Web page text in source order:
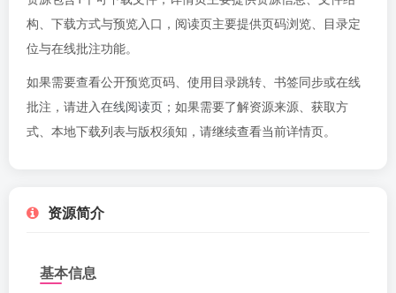
构、下载方式与预览入口，阅读页主要提供页码浏览、目录定
位与在线批注功能。
如果需要查看公开预览页码、使用目录跳转、书签同步或在线
批注，请进入在线阅读页 ；如果需要了解资源来源、获取方
式、本地下载列表与版权须知，请继续查看当前详情页。
资源简介
基本信息